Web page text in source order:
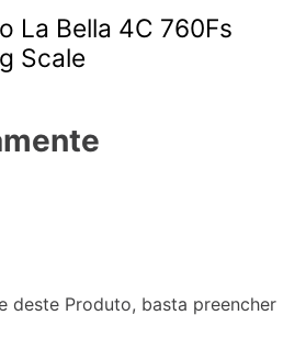
La Bella 4C 760Fs
Scale
deste Produto, basta preencher